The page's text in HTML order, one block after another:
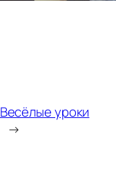
Весёлые уроки
→